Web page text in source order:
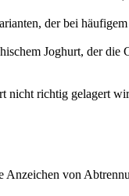
der bei
Joghurt, der
nicht richtig gelagert
von